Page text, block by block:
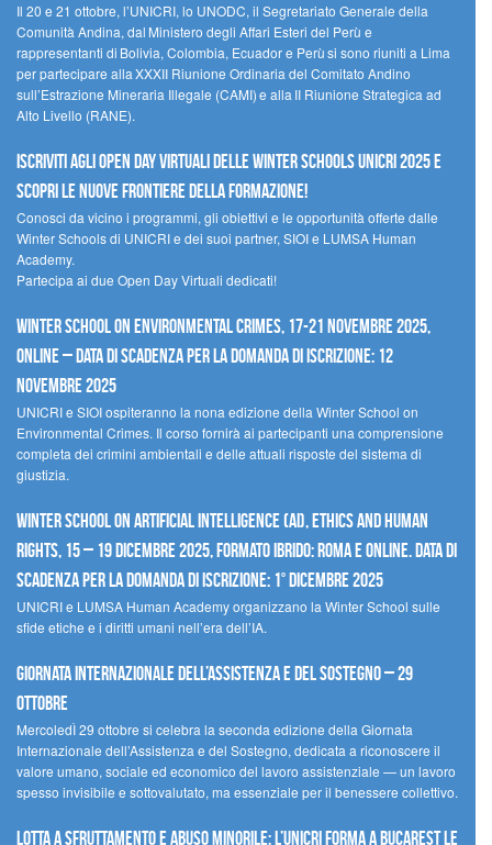
Il 20 e 21 ottobre, l’UNICRI, lo UNODC, il Segretariato Generale della
Comunità Andina, dal Ministero degli Affari Esteri del Perù e
rappresentanti di Bolivia, Colombia, Ecuador e Perù si sono riuniti a Lima
per partecipare alla XXXII Riunione Ordinaria del Comitato Andino
sull’Estrazione Mineraria Illegale (CAMI) e alla II Riunione Strategica ad
Alto Livello (RANE).
Iscriviti agli Open Day Virtuali delle Winter Schools UNICRI 2025 e
scopri le nuove frontiere della formazione!
Conosci da vicino i programmi, gli obiettivi e le opportunità offerte dalle
Winter Schools di UNICRI e dei suoi partner, SIOI e LUMSA Human
Academy.
Partecipa ai due Open Day Virtuali dedicati!
Winter School on Environmental Crimes, 17-21 novembre 2025,
Online – Data di scadenza per la domanda di iscrizione: 12
novembre 2025
UNICRI e SIOI ospiteranno la nona edizione della Winter School on
Environmental Crimes. Il corso fornirà ai partecipanti una comprensione
completa dei crimini ambientali e delle attuali risposte del sistema di
giustizia.
Winter School on Artificial Intelligence (AI), Ethics and Human
Rights, 15 – 19 dicembre 2025, Formato Ibrido: Roma e online. Data di
scadenza per la domanda di iscrizione: 1° dicembre 2025
UNICRI e LUMSA Human Academy organizzano la Winter School sulle
sfide etiche e i diritti umani nell’era dell’IA.
Giornata internazionale dell’assistenza e del sostegno – 29
ottobre
MercoledÌ 29 ottobre si celebra la seconda edizione della Giornata
Internazionale dell’Assistenza e del Sostegno, dedicata a riconoscere il
valore umano, sociale ed economico del lavoro assistenziale — un lavoro
spesso invisibile e sottovalutato, ma essenziale per il benessere collettivo.
Lotta a sfruttamento e abuso minorile: l’UNICRI forma a Bucarest le